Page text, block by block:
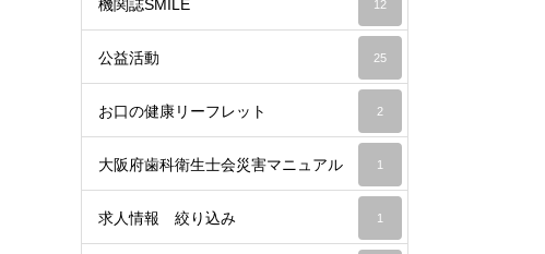
機関誌SMILE 12
公益活動 25
お口の健康リーフレット 2
大阪府歯科衛生士会災害マニュアル 1
求人情報 絞り込み 1